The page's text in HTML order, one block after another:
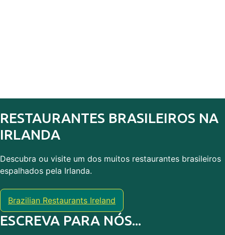
RESTAURANTES BRASILEIROS NA
IRLANDA
Descubra ou visite um dos muitos restaurantes brasileiros
espalhados pela Irlanda.
Brazilian Restaurants Ireland
ESCREVA PARA NÓS...